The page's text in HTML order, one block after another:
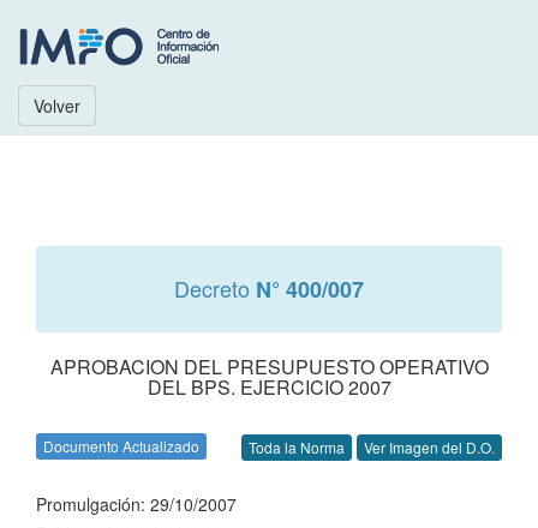
Volver
Decreto N° 400/007
APROBACION DEL PRESUPUESTO OPERATIVO
DEL BPS. EJERCICIO 2007
Documento Actualizado Toda la Norma Ver Imagen del D.O.
Promulgación: 29/10/2007